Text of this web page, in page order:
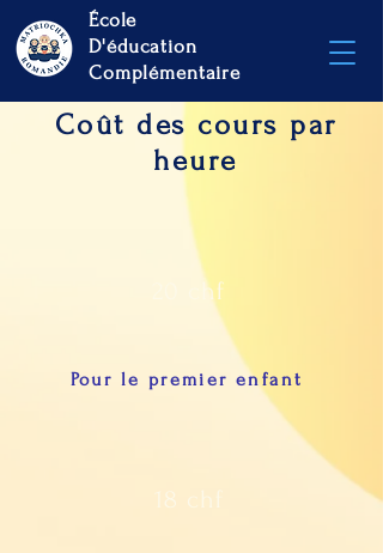
École
D'éducation
Complémentaire
Coût des cours par
heure
20 chf
Pour le premier enfant
18 chf